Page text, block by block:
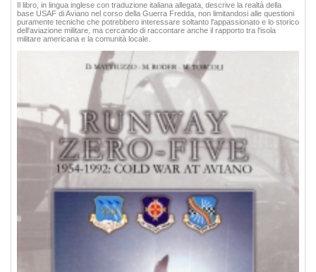
Il libro, in lingua inglese con traduzione italiana allegata, descrive la realtà della
base USAF di Aviano nel corso della Guerra Fredda, non limitandosi alle questioni
puramente tecniche che potrebbero interessare soltanto l'appassionato e lo storico
dell'aviazione militare, ma cercando di raccontare anche il rapporto tra l'isola
militare americana e la comunità locale.